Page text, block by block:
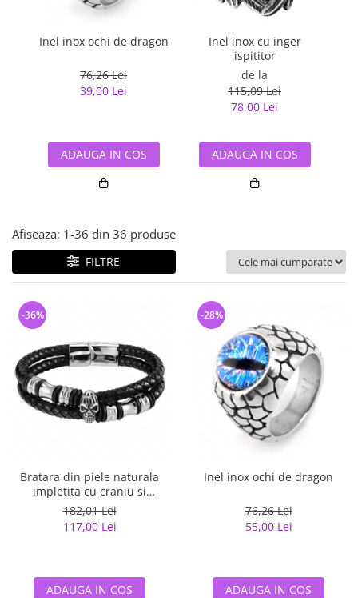
Bijuterii argint placat cu aur
Bijuterii gotice si rock
Bijuterii Handmade
Bijuterii fantezie
Bijuterii tungsten
Accesorii Piele
bijuterii argint
Inel inox ochi de dragon
76,26 Lei
39,00 Lei
ADAUGA IN COS
Inel inox cu inger
ispititor
de la
115,09 Lei
78,00 Lei
ADAUGA IN COS
Afiseaza: 1-36 din 36 produse
FILTRE
Bratara din piele naturala
impletita cu craniu si
elemente din inox.
182,01 Lei
117,00 Lei
-36%
ADAUGA IN COS
Inel inox ochi de dragon
76,26 Lei
55,00 Lei
-28%
ADAUGA IN COS